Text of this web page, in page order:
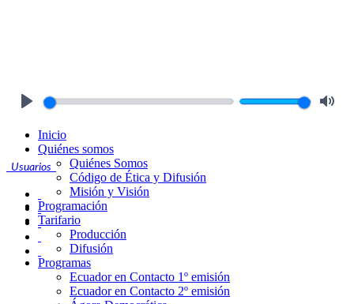
Usuarios
Inicio
Quiénes somos
Quiénes Somos
Código de Ética y Difusión
Misión y Visión
Programación
Tarifario
Producción
Difusión
Programas
Ecuador en Contacto 1º emisión
Ecuador en Contacto 2º emisión